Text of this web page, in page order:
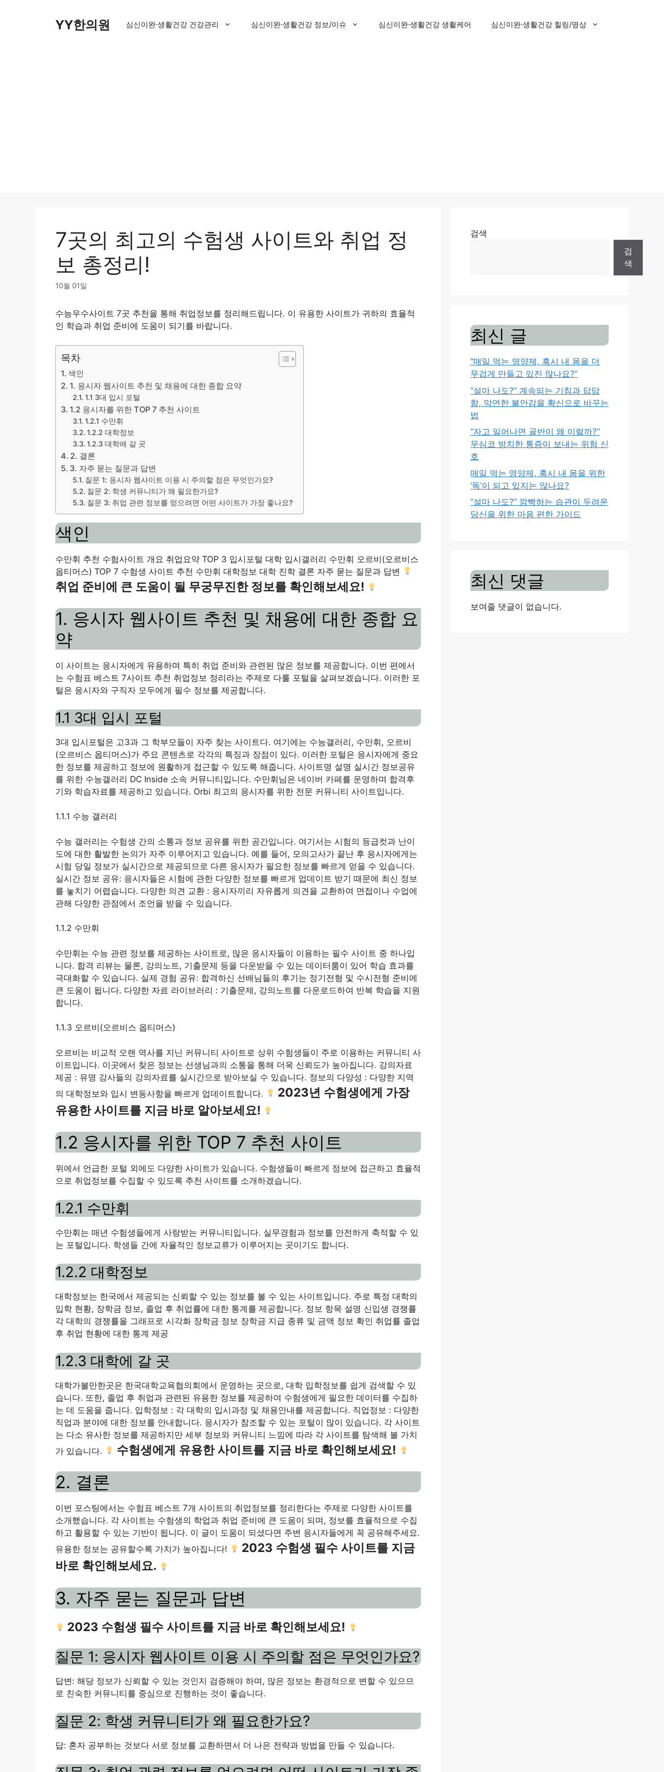
YY한의원 심신이완·생활건강 건강관리 심신이완·생활건강 정보/이슈 심신이완·생활건강 생활케어 심신이완·생활건강 힐링/명상
7곳의 최고의 수험생 사이트와 취업 정
보 총정리!
10월 01일
수능우수사이트 7곳 추천을 통해 취업정보를 정리해드립니다. 이 유용한 사이트가 귀하의 효율적
인 학습과 취업 준비에 도움이 되기를 바랍니다.
목차
색인
1. 응시자 웹사이트 추천 및 채용에 대한 종합 요약
1.1 3대 입시 포털
1.2 응시자를 위한 TOP 7 추천 사이트
1.2.1 수만휘
1.2.2 대학정보
1.2.3 대학에 갈 곳
2. 결론
3. 자주 묻는 질문과 답변
질문 1: 응시자 웹사이트 이용 시 주의할 점은 무엇인가요?
질문 2: 학생 커뮤니티가 왜 필요한가요?
질문 3: 취업 관련 정보를 얻으려면 어떤 사이트가 가장 좋나요?
색인
수만휘 추천 수험사이트 개요 취업요약 TOP 3 입시포털 대학 입시갤러리 수만휘 오르비(오르비스
옵티머스) TOP 7 수험생 사이트 추천 수만휘 대학정보 대학 진학 결론 자주 묻는 질문과 답변
취업 준비에 큰 도움이 될 무궁무진한 정보를 확인해보세요!
1. 응시자 웹사이트 추천 및 채용에 대한 종합 요
약
이 사이트는 응시자에게 유용하며 특히 취업 준비와 관련된 많은 정보를 제공합니다. 이번 편에서
는 수험표 베스트 7사이트 추천 취업정보 정리라는 주제로 다룰 포털을 살펴보겠습니다. 이러한 포
털은 응시자와 구직자 모두에게 필수 정보를 제공합니다.
1.1 3대 입시 포털
3대 입시포털은 고3과 그 학부모들이 자주 찾는 사이트다. 여기에는 수능갤러리, 수만휘, 오르비
(오르비스 옵티머스)가 주요 콘텐츠로 각각의 특징과 장점이 있다. 이러한 포털은 응시자에게 중요
한 정보를 제공하고 정보에 원활하게 접근할 수 있도록 해줍니다. 사이트명 설명 실시간 정보공유
를 위한 수능갤러리 DC Inside 소속 커뮤니티입니다. 수만휘님은 네이버 카페를 운영하며 합격후
기와 학습자료를 제공하고 있습니다. Orbi 최고의 응시자를 위한 전문 커뮤니티 사이트입니다.
1.1.1 수능 갤러리
수능 갤러리는 수험생 간의 소통과 정보 공유를 위한 공간입니다. 여기서는 시험의 등급컷과 난이
도에 대한 활발한 논의가 자주 이루어지고 있습니다. 예를 들어, 모의고사가 끝난 후 응시자에게는
시험 당일 정보가 실시간으로 제공되므로 다른 응시자가 필요한 정보를 빠르게 얻을 수 있습니다.
실시간 정보 공유: 응시자들은 시험에 관한 다양한 정보를 빠르게 업데이트 받기 때문에 최신 정보
를 놓치기 어렵습니다. 다양한 의견 교환 : 응시자끼리 자유롭게 의견을 교환하여 면접이나 수업에
관해 다양한 관점에서 조언을 받을 수 있습니다.
1.1.2 수만휘
수만휘는 수능 관련 정보를 제공하는 사이트로, 많은 응시자들이 이용하는 필수 사이트 중 하나입
니다. 합격 리뷰는 물론, 강의노트, 기출문제 등을 다운받을 수 있는 데이터룸이 있어 학습 효과를
극대화할 수 있습니다. 실제 경험 공유: 합격하신 선배님들의 후기는 정기전형 및 수시전형 준비에
큰 도움이 됩니다. 다양한 자료 라이브러리 : 기출문제, 강의노트를 다운로드하여 반복 학습을 지원
합니다.
1.1.3 오르비(오르비스 옵티머스)
오르비는 비교적 오랜 역사를 지닌 커뮤니티 사이트로 상위 수험생들이 주로 이용하는 커뮤니티 사
이트입니다. 이곳에서 찾은 정보는 선생님과의 소통을 통해 더욱 신뢰도가 높아집니다. 강의자료
제공 : 유명 강사들의 강의자료를 실시간으로 받아보실 수 있습니다. 정보의 다양성 : 다양한 지역
의 대학정보와 입시 변동사항을 빠르게 업데이트합니다.
2023년 수험생에게 가장
유용한 사이트를 지금 바로 알아보세요!
1.2 응시자를 위한 TOP 7 추천 사이트
위에서 언급한 포털 외에도 다양한 사이트가 있습니다. 수험생들이 빠르게 정보에 접근하고 효율적
으로 취업정보를 수집할 수 있도록 추천 사이트를 소개하겠습니다.
1.2.1 수만휘
수만휘는 매년 수험생들에게 사랑받는 커뮤니티입니다. 실무경험과 정보를 안전하게 축적할 수 있
는 포털입니다. 학생들 간에 자율적인 정보교류가 이루어지는 곳이기도 합니다.
1.2.2 대학정보
대학정보는 한국에서 제공되는 신뢰할 수 있는 정보를 볼 수 있는 사이트입니다. 주로 특정 대학의
입학 현황, 장학금 정보, 졸업 후 취업률에 대한 통계를 제공합니다. 정보 항목 설명 신입생 경쟁률
각 대학의 경쟁률을 그래프로 시각화 장학금 정보 장학금 지급 종류 및 금액 정보 확인 취업률 졸업
후 취업 현황에 대한 통계 제공
1.2.3 대학에 갈 곳
대학가볼만한곳은 한국대학교육협의회에서 운영하는 곳으로, 대학 입학정보를 쉽게 검색할 수 있
습니다. 또한, 졸업 후 취업과 관련된 유용한 정보를 제공하여 수험생에게 필요한 데이터를 수집하
는 데 도움을 줍니다. 입학정보 : 각 대학의 입시과정 및 채용안내를 제공합니다. 직업정보 : 다양한
직업과 분야에 대한 정보를 안내합니다. 응시자가 참조할 수 있는 포털이 많이 있습니다. 각 사이트
는 다소 유사한 정보를 제공하지만 세부 정보와 커뮤니티 느낌에 따라 각 사이트를 탐색해 볼 가치
가 있습니다.
수험생에게 유용한 사이트를 지금 바로 확인해보세요!
2. 결론
이번 포스팅에서는 수험표 베스트 7개 사이트의 취업정보를 정리한다는 주제로 다양한 사이트를
소개했습니다. 각 사이트는 수험생의 학업과 취업 준비에 큰 도움이 되며, 정보를 효율적으로 수집
하고 활용할 수 있는 기반이 됩니다. 이 글이 도움이 되셨다면 주변 응시자들에게 꼭 공유해주세요.
유용한 정보는 공유할수록 가치가 높아집니다!
2023 수험생 필수 사이트를 지금
바로 확인해보세요.
3. 자주 묻는 질문과 답변
2023 수험생 필수 사이트를 지금 바로 확인해보세요!
질문 1: 응시자 웹사이트 이용 시 주의할 점은 무엇인가요?
답변: 해당 정보가 신뢰할 수 있는 것인지 검증해야 하며, 많은 정보는 환경적으로 변할 수 있으므
로 친숙한 커뮤니티를 중심으로 진행하는 것이 좋습니다.
질문 2: 학생 커뮤니티가 왜 필요한가요?
답: 혼자 공부하는 것보다 서로 정보를 교환하면서 더 나은 전략과 방법을 만들 수 있습니다.
검색
검
색
최신 글
“매일 먹는 영양제, 혹시 내 몸을 더
무겁게 만들고 있진 않나요?”
“설마 나도?” 계속되는 기침과 답답
함, 막연한 불안감을 확신으로 바꾸는
법
“자고 일어나면 골반이 왜 이럴까?”
무심코 방치한 통증이 보내는 위험 신
호
매일 먹는 영양제, 혹시 내 몸을 위한
‘독’이 되고 있지는 않나요?
“설마 나도?” 깜빡하는 습관이 두려운
당신을 위한 마음 편한 가이드
최신 댓글
보여줄 댓글이 없습니다.